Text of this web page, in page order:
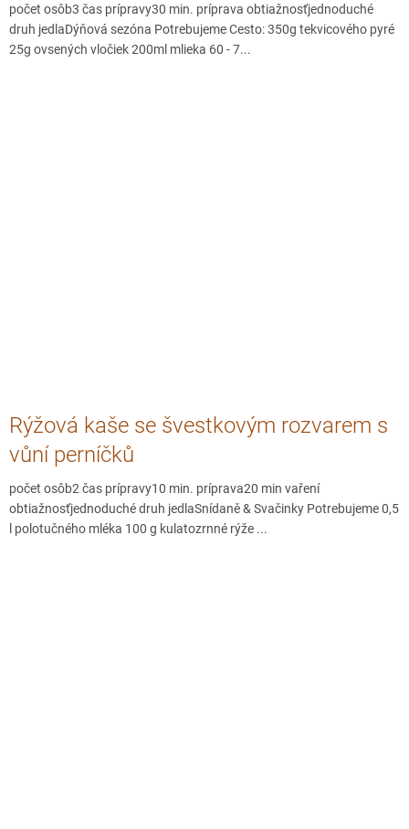
počet osôb3 čas prípravy30 min. príprava obtiažnosťjednoduché
druh jedlaDýňová sezóna Potrebujeme Cesto: 350g tekvicového pyré
25g ovsených vločiek 200ml mlieka 60 - 7...
Rýžová kaše se švestkovým rozvarem s
vůní perníčků
počet osôb2 čas prípravy10 min. príprava20 min vaření
obtiažnosťjednoduché druh jedlaSnídaně & Svačinky Potrebujeme 0,5
l polotučného mléka 100 g kulatozrnné rýže ...